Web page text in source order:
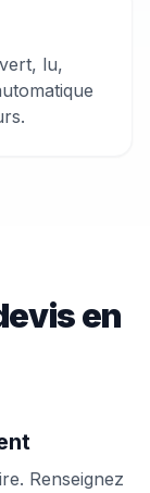
lu,
en
Renseignez